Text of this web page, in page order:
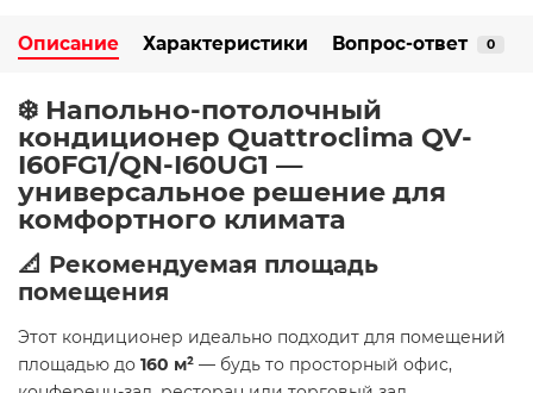
Описание Характеристики Вопрос-ответ 0
❄️ Напольно-потолочный
кондиционер Quattroclima QV-
I60FG1/QN-I60UG1 —
универсальное решение для
комфортного климата
📐 Рекомендуемая площадь
помещения
Этот кондиционер идеально подходит для помещений
площадью до 160 м² — будь то просторный офис,